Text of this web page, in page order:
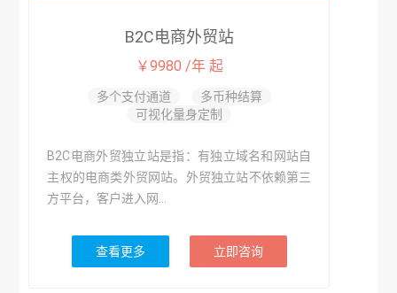
B2C电商外贸站
￥9980 /年 起
多个支付通道
多币种结算
可视化量身定制
B2C电商外贸独立站是指：有独立域名和网站自
主权的电商类外贸网站。外贸独立站不依赖第三
方平台，客户进入网...
查看更多 立即咨询